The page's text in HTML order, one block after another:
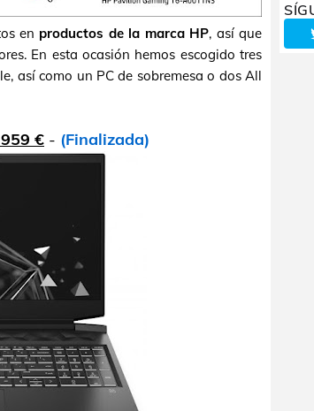
en productos de la marca HP, así que
En esta ocasión hemos escogido tres
así como un PC de sobremesa o dos All
€ - (Finalizada)